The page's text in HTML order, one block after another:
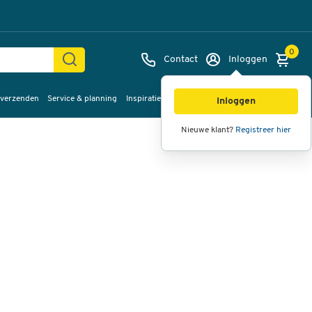
Contact Inloggen
Inloggen
Nieuwe klant? Registreer hier
0
Service & planning Inspiratie
Afbeeldingen Video's
360°
weergave